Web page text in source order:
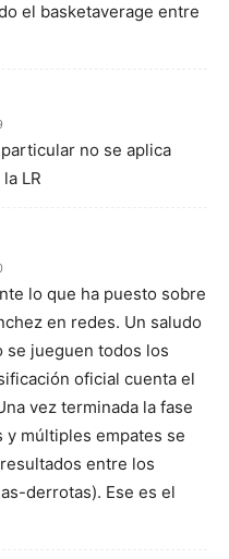
el basketaverage entre
no se aplica
LR
lo que ha puesto sobre
en redes. Un saludo
se jueguen todos los
oficial cuenta el
vez terminada la fase
y múltiples empates se
entre los
derrotas). Ese es el